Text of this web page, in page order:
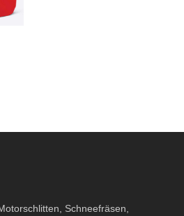
Schneefräsen,